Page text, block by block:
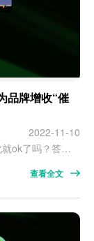
品牌增收“催
2022-11-10
双11即将到来，大促节点营销促进客户购买转化就ok了吗？答案是no！每一次的对客关怀都是消费者转化的基础。 如何做好会员服务，助力消费者转化，成为品牌增收“催化剂”？ 第三期，带大家了解如何“做好大促服务”？ 关键动作一：订单链路关怀 双11大促间，订单暴涨，服务需要比平销期更加周到，避免大促期间消费者购物体验不佳。预售期：有尾款未付，基于平台定金不退的规则，需要提醒已下定金客户不要忘记支付尾款，…
查看全文